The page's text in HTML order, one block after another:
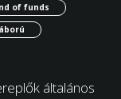
of funds
általános